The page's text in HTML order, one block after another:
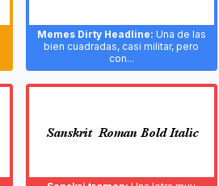
Memes Dirty Headline: Una de las
bien cuadradas, casi militar, pero
con...